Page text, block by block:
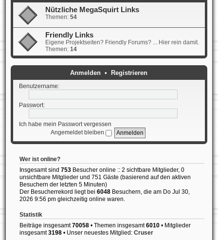
Nützliche MegaSquirt Links
Themen: 54
Friendly Links
Eigene Projektseiten? Friendly Forums? ... Hier rein damit.
Themen: 14
Anmelden • Registrieren
Benutzername:
Passwort:
Ich habe mein Passwort vergessen
Angemeldet bleiben
Wer ist online?
Insgesamt sind 753Besucher online :: 2 sichtbare Mitglieder, 0
unsichtbare Mitglieder und 751 Gäste (basierend auf den aktiven
Besuchern der letzten 5 Minuten)
Der Besucherrekord liegt bei 6048Besuchern, die am Do Jul 30,
2026 9:56 pm gleichzeitig online waren.
Statistik
Beiträge insgesamt70058• Themen insgesamt6010• Mitglieder
insgesamt3198• Unser neuestes Mitglied: Cruser